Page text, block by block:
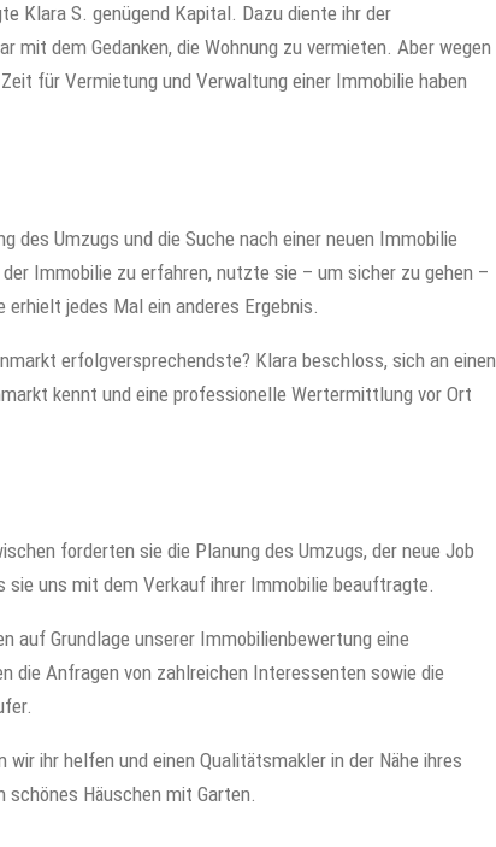
Klara S. genügend Kapital. Dazu diente ihr der
dem Gedanken, die Wohnung zu vermieten. Aber wegen
für Vermietung und Verwaltung einer Immobilie haben
des Umzugs und die Suche nach einer neuen Immobilie
Immobilie zu erfahren, nutzte sie – um sicher zu gehen –
jedes Mal ein anderes Ergebnis.
erfolgversprechendste? Klara beschloss, sich an einen
kennt und eine professionelle Wertermittlung vor Ort
forderten sie die Planung des Umzugs, der neue Job
sie uns mit dem Verkauf ihrer Immobilie beauftragte.
auf Grundlage unserer Immobilienbewertung eine
die Anfragen von zahlreichen Interessenten sowie die
ihr helfen und einen Qualitätsmakler in der Nähe ihres
Häuschen mit Garten.